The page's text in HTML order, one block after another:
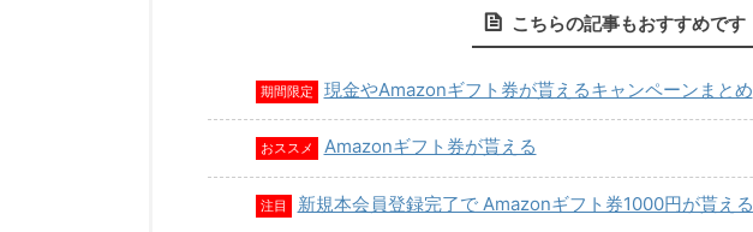
こちらの記事もおすすめです
期間限定 現金やAmazonギフト券が貰えるキャンペーンまとめ
おススメ Amazonギフト券が貰える
注目 新規本会員登録完了で Amazonギフト券1000円が貰える